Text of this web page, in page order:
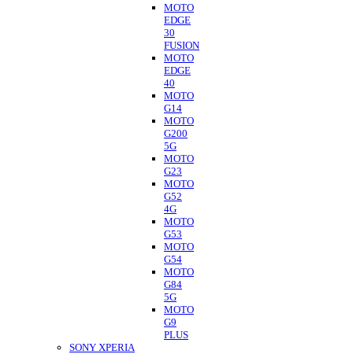
MOTO
EDGE
30
FUSION
MOTO
EDGE
40
MOTO
G14
MOTO
G200
5G
MOTO
G23
MOTO
G52
4G
MOTO
G53
MOTO
G54
MOTO
G84
5G
MOTO
G9
PLUS
SONY XPERIA